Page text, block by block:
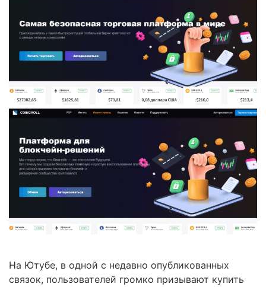
На Ютубе, в одной с недавно опубликованных
связок, пользователей громко призывают купить